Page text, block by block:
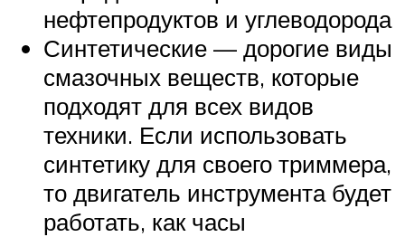
нефтепродуктов и углеводорода
Синтетические — дорогие виды
смазочных веществ, которые
подходят для всех видов
техники. Если использовать
синтетику для своего триммера,
то двигатель инструмента будет
работать, как часы